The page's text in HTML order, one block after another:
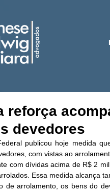
reforça
devedores
publicou hoje medida
com vistas ao
com dívidas acima de R$ 2
Essa medida alcança
de arrolamento, os bens do